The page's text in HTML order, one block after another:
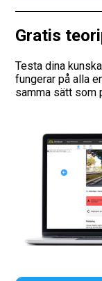
Gratis
Testa dina
fungerar på alla
samma sätt som